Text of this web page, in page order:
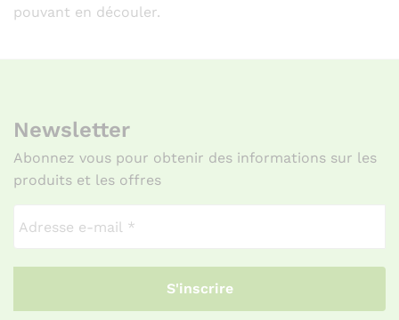
pouvant en découler.
Newsletter
Abonnez vous pour obtenir des informations sur les
produits et les offres